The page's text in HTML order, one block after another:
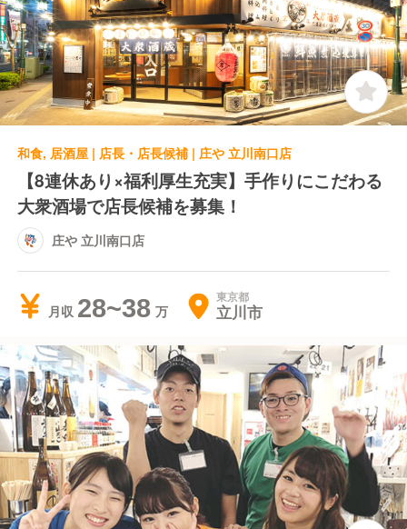
和食, 居酒屋 | 店長・店長候補 | 庄や 立川南口店
【8連休あり×福利厚生充実】手作りにこだわる
大衆酒場で店長候補を募集！
庄や 立川南口店
月収 28~38 東京都
立川市